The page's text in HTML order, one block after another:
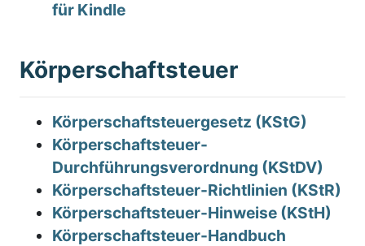
für Kindle
Körperschaftsteuer
Körperschaftsteuergesetz (KStG)
Körperschaftsteuer-
Durchführungsverordnung (KStDV)
Körperschaftsteuer-Richtlinien (KStR)
Körperschaftsteuer-Hinweise (KStH)
Körperschaftsteuer-Handbuch